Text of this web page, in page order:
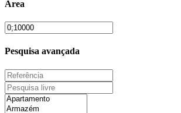
Área
Pesquisa avançada